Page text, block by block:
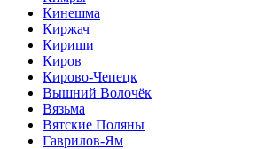
Кинешма
Киржач
Кириши
Киров
Кирово-Чепецк
Вышний Волочёк
Вязьма
Вятские Поляны
Гаврилов-Ям